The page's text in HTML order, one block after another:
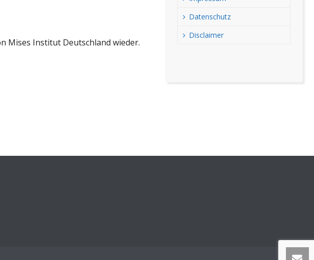
Mises Institut Deutschland wieder.
Datenschutz
Disclaimer